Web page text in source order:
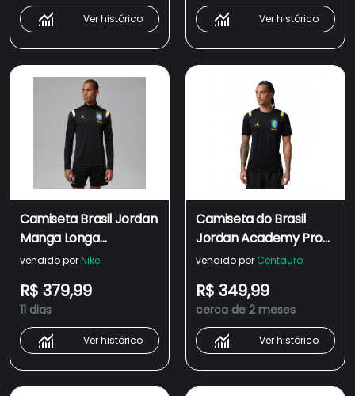
Ver histórico Ver histórico
Camiseta Brasil Jordan
Manga Longa
Academy Pro 2026
vendido por Nike
R$ 379,99
11 dias
Ver histórico
Camiseta do Brasil
Jordan Academy Pro
2026 Treino Masculina
vendido por Centauro
R$ 349,99
cerca de 2 meses
Ver histórico